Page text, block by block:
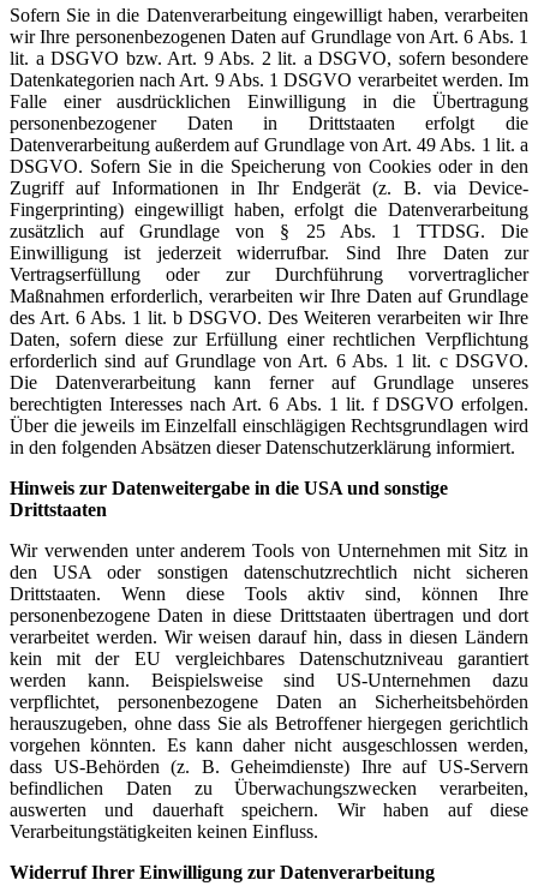
Sofern Sie in die Datenverarbeitung eingewilligt haben, verarbeiten
wir Ihre personenbezogenen Daten auf Grundlage von Art. 6 Abs. 1
lit. a DSGVO bzw. Art. 9 Abs. 2 lit. a DSGVO, sofern besondere
Datenkategorien nach Art. 9 Abs. 1 DSGVO verarbeitet werden. Im
Falle einer ausdrücklichen Einwilligung in die Übertragung
personenbezogener Daten in Drittstaaten erfolgt die
Datenverarbeitung außerdem auf Grundlage von Art. 49 Abs. 1 lit. a
DSGVO. Sofern Sie in die Speicherung von Cookies oder in den
Zugriff auf Informationen in Ihr Endgerät (z. B. via Device-
Fingerprinting) eingewilligt haben, erfolgt die Datenverarbeitung
zusätzlich auf Grundlage von § 25 Abs. 1 TTDSG. Die
Einwilligung ist jederzeit widerrufbar. Sind Ihre Daten zur
Vertragserfüllung oder zur Durchführung vorvertraglicher
Maßnahmen erforderlich, verarbeiten wir Ihre Daten auf Grundlage
des Art. 6 Abs. 1 lit. b DSGVO. Des Weiteren verarbeiten wir Ihre
Daten, sofern diese zur Erfüllung einer rechtlichen Verpflichtung
erforderlich sind auf Grundlage von Art. 6 Abs. 1 lit. c DSGVO.
Die Datenverarbeitung kann ferner auf Grundlage unseres
berechtigten Interesses nach Art. 6 Abs. 1 lit. f DSGVO erfolgen.
Über die jeweils im Einzelfall einschlägigen Rechtsgrundlagen wird
in den folgenden Absätzen dieser Datenschutzerklärung informiert.
Hinweis zur Datenweitergabe in die USA und sonstige
Drittstaaten
Wir verwenden unter anderem Tools von Unternehmen mit Sitz in
den USA oder sonstigen datenschutzrechtlich nicht sicheren
Drittstaaten. Wenn diese Tools aktiv sind, können Ihre
personenbezogene Daten in diese Drittstaaten übertragen und dort
verarbeitet werden. Wir weisen darauf hin, dass in diesen Ländern
kein mit der EU vergleichbares Datenschutzniveau garantiert
werden kann. Beispielsweise sind US-Unternehmen dazu
verpflichtet, personenbezogene Daten an Sicherheitsbehörden
herauszugeben, ohne dass Sie als Betroffener hiergegen gerichtlich
vorgehen könnten. Es kann daher nicht ausgeschlossen werden,
dass US-Behörden (z. B. Geheimdienste) Ihre auf US-Servern
befindlichen Daten zu Überwachungszwecken verarbeiten,
auswerten und dauerhaft speichern. Wir haben auf diese
Verarbeitungstätigkeiten keinen Einfluss.
Widerruf Ihrer Einwilligung zur Datenverarbeitung